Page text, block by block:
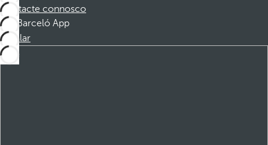
Contacte connosco
Barceló App
Instalar